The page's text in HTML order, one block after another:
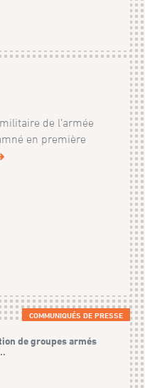
de l’armée
en première
COMMUNIQUÉS DE PRESSE
de groupes armés